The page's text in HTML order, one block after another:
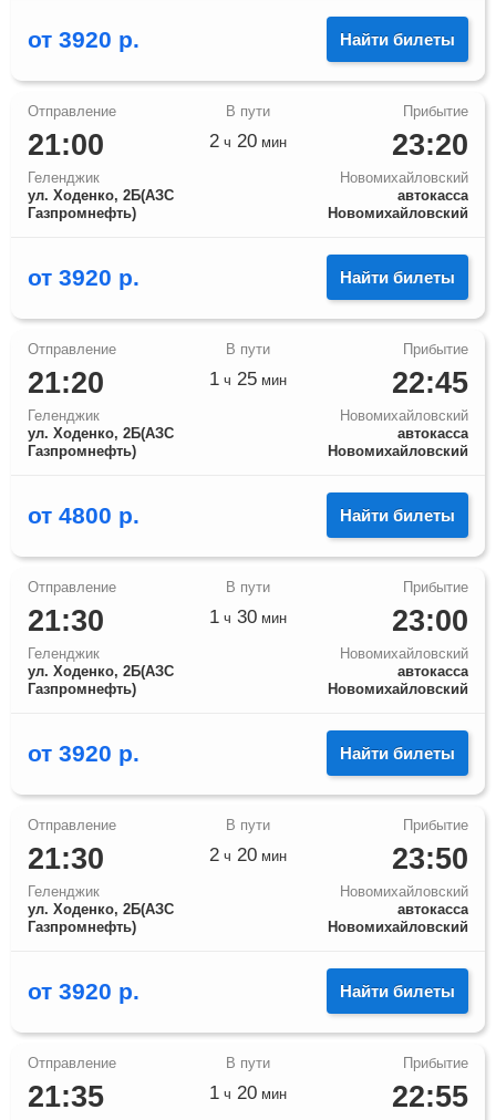
от 3920 р. Найти билеты
21:00
Геленджик
ул. Ходенко, 2Б(АЗС
Газпромнефть)
23:20
Новомихайловский
автокасса
Новомихайловский
2 ч 20 мин
от 3920 р. Найти билеты
21:20
Геленджик
ул. Ходенко, 2Б(АЗС
Газпромнефть)
22:45
Новомихайловский
автокасса
Новомихайловский
1 ч 25 мин
от 4800 р. Найти билеты
21:30
Геленджик
ул. Ходенко, 2Б(АЗС
Газпромнефть)
23:00
Новомихайловский
автокасса
Новомихайловский
1 ч 30 мин
от 3920 р. Найти билеты
21:30
Геленджик
ул. Ходенко, 2Б(АЗС
Газпромнефть)
23:50
Новомихайловский
автокасса
Новомихайловский
2 ч 20 мин
от 3920 р. Найти билеты
21:35 22:55
1 ч 20 мин